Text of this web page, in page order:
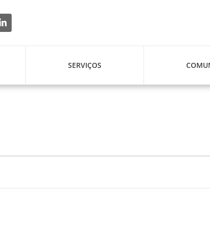
SERVIÇOS